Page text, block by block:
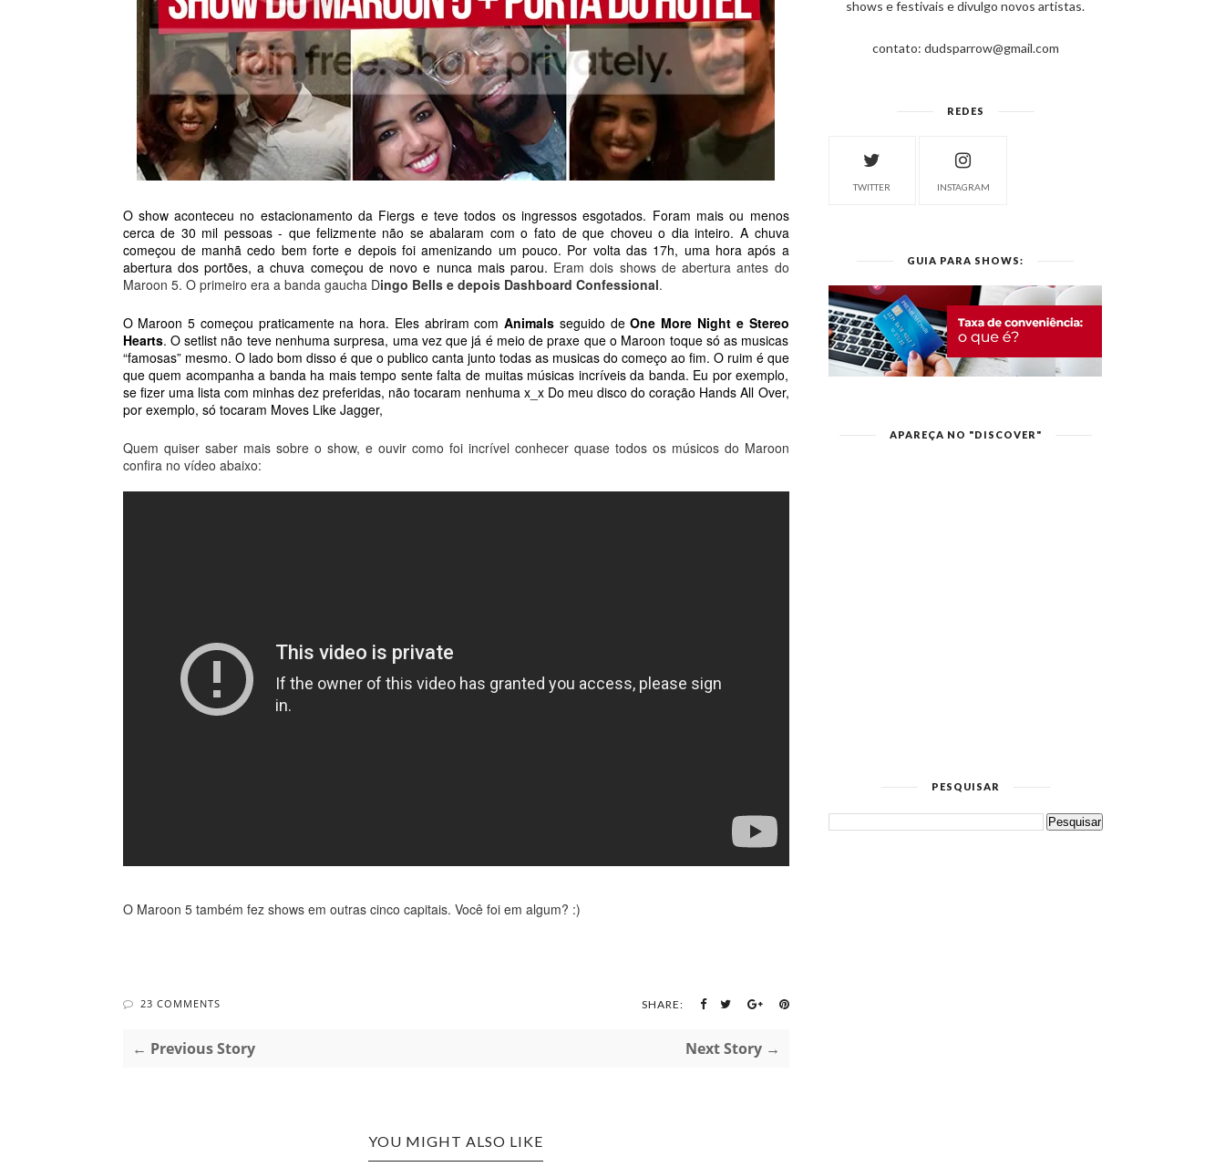
O show aconteceu no estacionamento da Fiergs e teve todos os ingressos esgotados. Foram mais ou menos
cerca de 30 mil pessoas - que felizmente não se abalaram com o fato de que choveu o dia inteiro. A chuva
começou de manhã cedo bem forte e depois foi amenizando um pouco. Por volta das 17h, uma hora após a
abertura dos portões, a chuva começou de novo e nunca mais parou. Eram dois shows de abertura antes do
Maroon 5. O primeiro era a banda gaucha Dingo Bells e depois Dashboard Confessional.
O Maroon 5 começou praticamente na hora. Eles abriram com Animals seguido de One More Night e Stereo
Hearts. O setlist não teve nenhuma surpresa, uma vez que já é meio de praxe que o Maroon toque só as musicas
“famosas” mesmo. O lado bom disso é que o publico canta junto todas as musicas do começo ao fim. O ruim é que
que quem acompanha a banda ha mais tempo sente falta de muitas músicas incríveis da banda. Eu por exemplo,
se fizer uma lista com minhas dez preferidas, não tocaram nenhuma x_x Do meu disco do coração Hands All Over,
por exemplo, só tocaram Moves Like Jagger,
Quem quiser saber mais sobre o show, e ouvir como foi incrível conhecer quase todos os músicos do Maroon
confira no vídeo abaixo:
O Maroon 5 também fez shows em outras cinco capitais. Você foi em algum? :)
23 COMMENTS SHARE:
← Previous Story Next Story →
YOU MIGHT ALSO LIKE
shows e festivais e divulgo novos artistas.
contato: dudsparrow@gmail.com
REDES
TWITTER INSTAGRAM
GUIA PARA SHOWS:
APAREÇA NO "DISCOVER"
PESQUISAR